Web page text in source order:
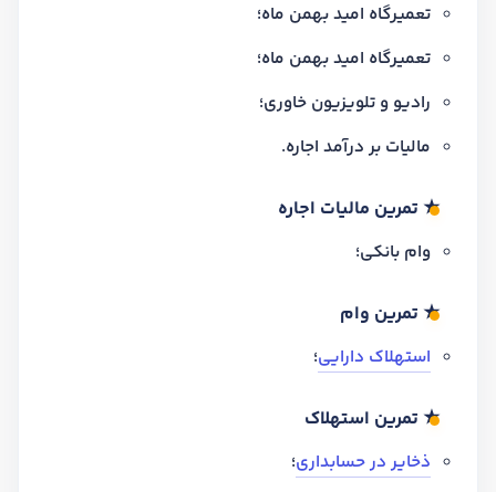
تعمیرگاه امید بهمن ماه؛
تعمیرگاه امید بهمن ماه؛
رادیو و تلویزیون خاوری؛
مالیات بر درآمد اجاره.
★ تمرین مالیات اجاره
وام بانکی؛
★ تمرین وام
استهلاک دارایی؛
★ تمرین استهلاک
ذخایر در حسابداری؛